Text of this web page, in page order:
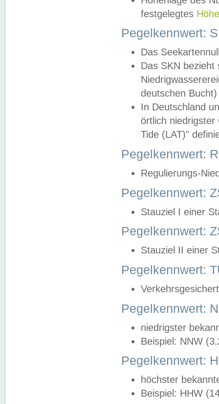
festgelegtes
Pegelkennwert:
Das
Das SKN
deutschen
In Deutschland
örtlich
Tide (LAT)"
Pegelkennwert:
Regulierungs-
Pegelkennwert:
Stauziel I einer
Pegelkennwert:
Stauziel II einer
Pegelkennwert:
Pegelkennwert:
niedrigster
Beispiel: NNW
Pegelkennwert:
höchster
Beispiel: HHW